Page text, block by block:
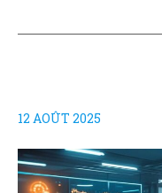
12 AOÛT 2025